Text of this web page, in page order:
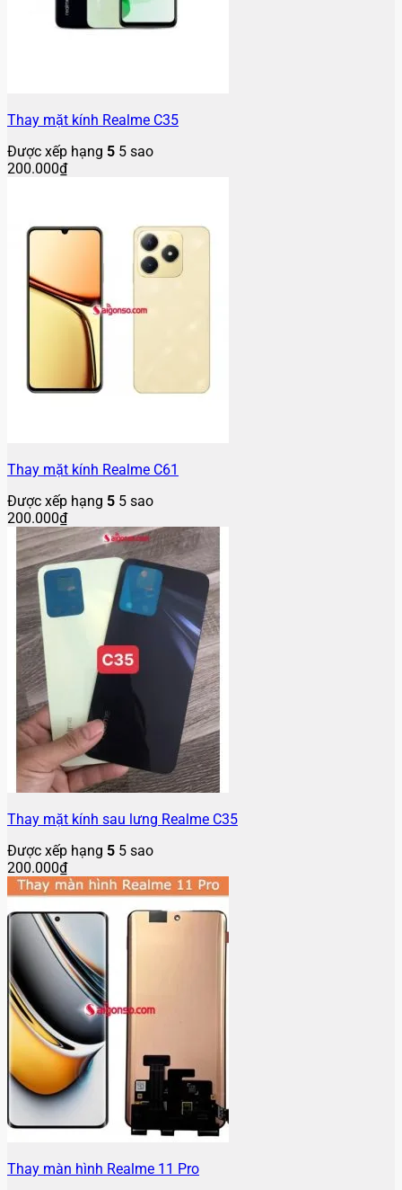
Thay mặt kính Realme C35
Được xếp hạng 5 5 sao
200.000₫
Thay mặt kính Realme C61
Được xếp hạng 5 5 sao
200.000₫
Thay mặt kính sau lưng Realme C35
Được xếp hạng 5 5 sao
200.000₫
Thay màn hình Realme 11 Pro